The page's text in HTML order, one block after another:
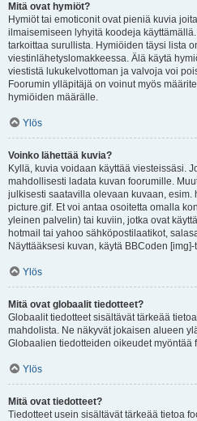
Mitä ovat hymiöt?
Hymiöt tai emoticonit ovat pieniä kuvia
ilmaisemiseen lyhyitä koodeja
tarkoittaa surullista. Hymiöiden täysi lista
viestinlähetyslomakkeessa. Älä käytä
viestistä lukukelvottoman ja valvoja voi
Foorumin ylläpitäjä on voinut myös
hymiöiden määrälle.
Ylös
Voinko lähettää kuvia?
Kyllä, kuvia voidaan käyttää viesteissäsi.
mahdollisesti ladata kuvan foorumille.
julkisesti saatavilla olevaan kuvaan, esim.
picture.gif. Et voi antaa osoitetta omalla
yleinen palvelin) tai kuviin, jotka ovat
hotmail tai yahoo sähköpostilaatikot,
Näyttääksesi kuvan, käytä BBCoden
Ylös
Mitä ovat globaalit tiedotteet?
Globaalit tiedotteet sisältävät tärkeää
mahdolista. Ne näkyvät jokaisen alueen
Globaalien tiedotteiden oikeudet myöntää
Ylös
Mitä ovat tiedotteet?
Tiedotteet usein sisältävät tärkeää tietoa